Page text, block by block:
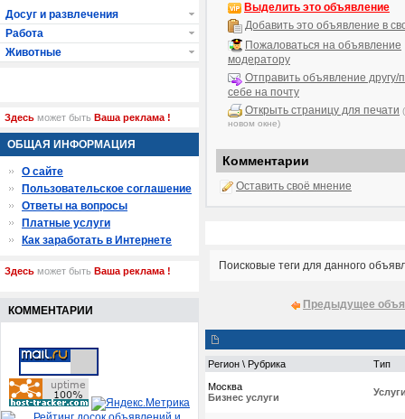
Выделить это объявление
Добавить это объявление в
Пожаловаться на объявление
модератору
Отправить объявление другу/
себе на почту
Открыть страницу для печати
новом окне)
Комментарии
Оставить своё мнение
Поисковые теги для данного
Предыдущее
Регион \ Рубрика Тип
Москва
Бизнес услуги
Досуг и развлечения
Работа
Животные
Здесь может быть Ваша реклама !
ОБЩАЯ ИНФОРМАЦИЯ
О сайте
Пользовательское соглашение
Ответы на вопросы
Платные услуги
Как заработать в Интернете
Здесь может быть Ваша реклама !
КОММЕНТАРИИ